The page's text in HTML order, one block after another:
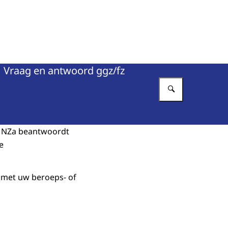
Vraag en antwoord ggz/fz
beantwoordt
uw beroeps- of